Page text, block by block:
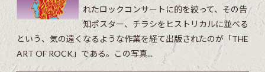
れたロックコンサートに的を絞って、その告
知ポスター、チラシをヒストリカルに並べる
という、気の遠くなるような作業を経て出版されたのが「THE
ART OF ROCK」である。この写真...